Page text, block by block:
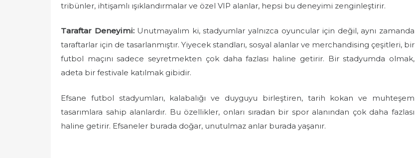
tribünler, ihtişamlı ışıklandırmalar ve özel VIP alanlar, hepsi bu deneyimi zenginleştirir.
Taraftar Deneyimi:Unutmayalım ki, stadyumlar yalnızca oyuncular için değil, aynı zamanda
taraftarlar için de tasarlanmıştır. Yiyecek standları, sosyal alanlar ve merchandising çeşitleri, bir
futbol maçını sadece seyretmekten çok daha fazlası haline getirir. Bir stadyumda olmak,
adeta bir festivale katılmak gibidir.
Efsane futbol stadyumları, kalabalığı ve duyguyu birleştiren, tarih kokan ve muhteşem
tasarımlara sahip alanlardır. Bu özellikler, onları sıradan bir spor alanından çok daha fazlası
haline getirir. Efsaneler burada doğar, unutulmaz anlar burada yaşanır.